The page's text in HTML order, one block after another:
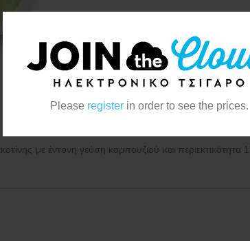
Please registerin order to see the prices.
με έντονη γεύση καρπουζιού και περιεκτικότητα